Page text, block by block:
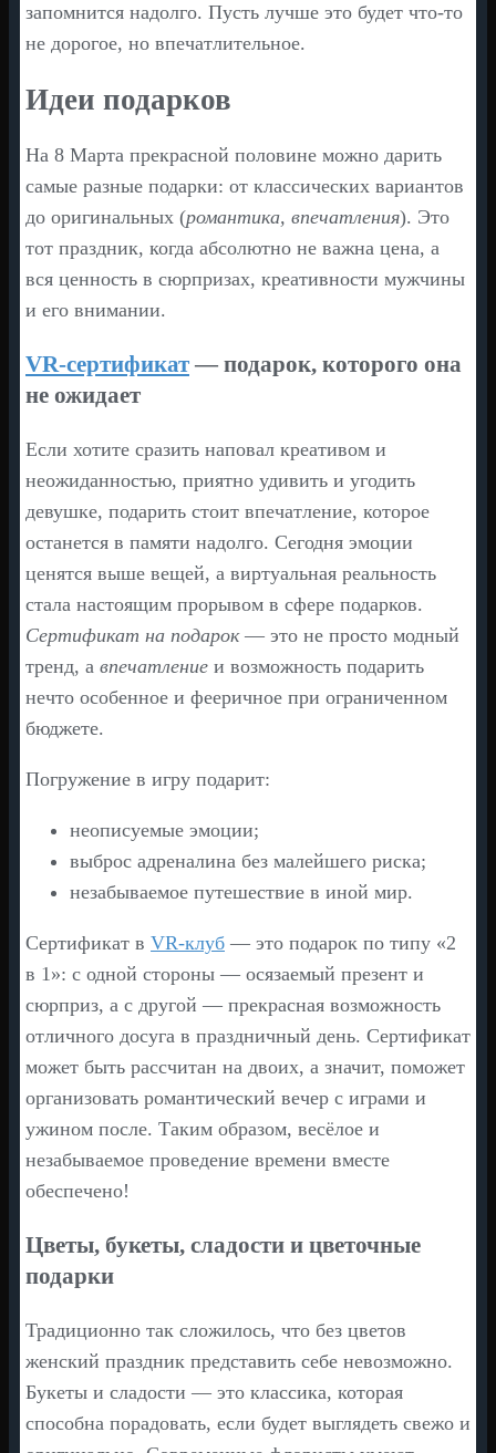
запомнится надолго. Пусть лучше это будет что-то
не дорогое, но впечатлительное.
Идеи подарков
На 8 Марта прекрасной половине можно дарить
самые разные подарки: от классических вариантов
до оригинальных (романтика, впечатления). Это
тот праздник, когда абсолютно не важна цена, а
вся ценность в сюрпризах, креативности мужчины
и его внимании.
VR-сертификат— подарок, которого она
не ожидает
Если хотите сразить наповал креативом и
неожиданностью, приятно удивить и угодить
девушке, подарить стоит впечатление, которое
останется в памяти надолго. Сегодня эмоции
ценятся выше вещей, а виртуальная реальность
стала настоящим прорывом в сфере подарков.
Сертификат на подарок — это не просто модный
тренд, а впечатление и возможность подарить
нечто особенное и фееричное при ограниченном
бюджете.
Погружение в игру подарит:
неописуемые эмоции;
выброс адреналина без малейшего риска;
незабываемое путешествие в иной мир.
Сертификат в VR-клуб — это подарок по типу «2
в 1»: с одной стороны — осязаемый презент и
сюрприз, а с другой — прекрасная возможность
отличного досуга в праздничный день. Сертификат
может быть рассчитан на двоих, а значит, поможет
организовать романтический вечер с играми и
ужином после. Таким образом, весёлое и
незабываемое проведение времени вместе
обеспечено!
Цветы, букеты, сладости и цветочные
подарки
Традиционно так сложилось, что без цветов
женский праздник представить себе невозможно.
Букеты и сладости — это классика, которая
способна порадовать, если будет выглядеть свежо и